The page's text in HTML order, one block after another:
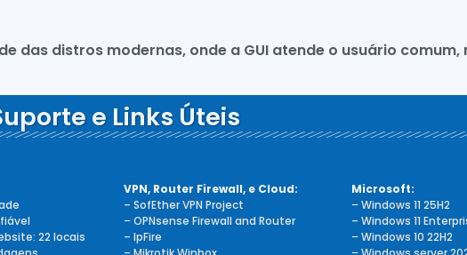
das distros modernas, onde a GUI atende o usuário
e Links Úteis
22 locais
VPN, Router Firewall, e Cloud:
– SofEther VPN Project
–OPNsense Firewall and Router
– IpFire
Microsoft:
–Windows 11 25H2
– Windows 11
–Windows 10 22H2